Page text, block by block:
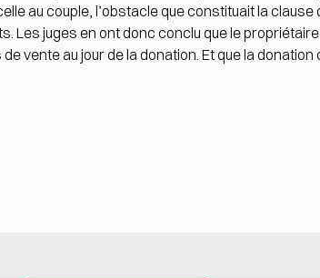
au couple, l’obstacle que constituait la clause
Les juges en ont donc conclu que le
vente au jour de la donation. Et que la